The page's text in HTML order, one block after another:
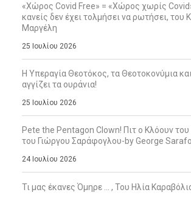
«Χώρος Covid Free» = «Χώρος χωρίς
κανείς δεν έχει τολμήσει να ρωτήσει, του
Μαργέλη
25 Ιουλίου 2026
Η Υπεραγία Θεοτόκος, τα Θεοτοκονύμια
αγγίζει τα ουράνια!
25 Ιουλίου 2026
Pete the Pentagon Clown! Πιτ ο Κλόουν
του Γιώργου Σαράφογλου-by George
24 Ιουλίου 2026
Τι μας έκανες Όμηρε … , Του Ηλία